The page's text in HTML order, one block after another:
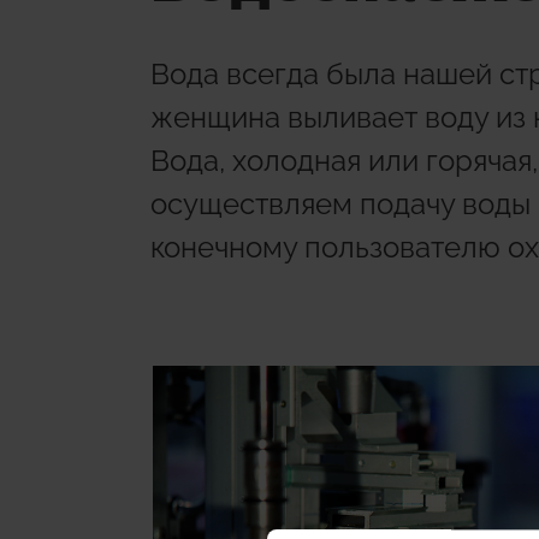
Вода всегда была нашей
женщина выливает воду из
Вода, холодная или
осуществляем подачу
конечному пользователю